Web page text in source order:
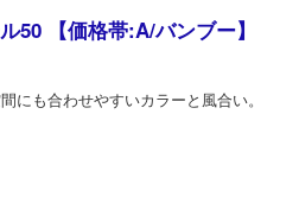
50 【価格帯:A/バンブー】
にも合わせやすいカラーと風合い。